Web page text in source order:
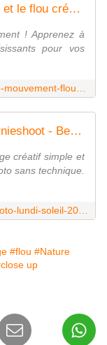
Orange : apprivoiser le mouvement et le flou créatif - Bernieshoot
! Apprenez à
pour vos
Lundi Soleil 2026 Défi Photo by Bernieshoot - Bernieshoot
créatif simple et
sans technique.
#flou #Nature
up